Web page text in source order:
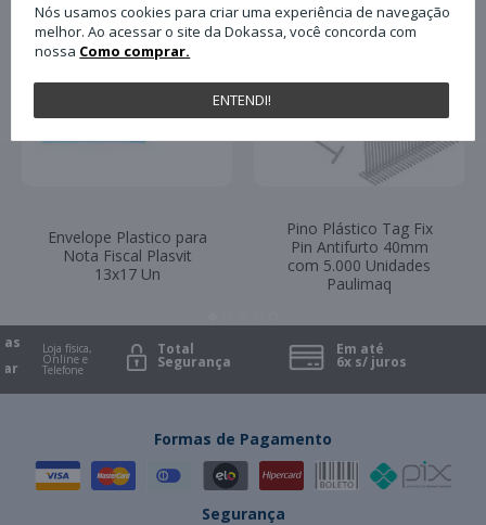
Envelope Plastico para
Nota Fiscal Plasvit
13x17 Un
Pino Plástico Tag Fix
Pin Antifurto 40mm
com 5.000 Unidades
Paulimaq
Loja física,
Online e
Telefone
Total
Segurança
Em até
6x s/ juros
Nós usamos cookies para criar uma experiência de navegação
melhor. Ao acessar o site da Dokassa, você concorda com
nossa Como comprar.
ENTENDI!
Formas de Pagamento
Segurança